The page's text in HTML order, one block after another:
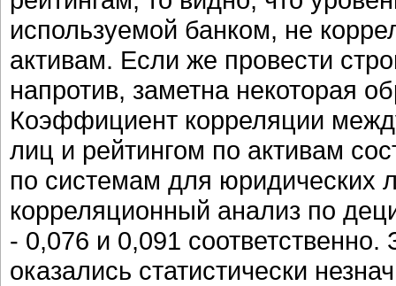
используемой банком, не
активам. Если же провести
напротив, заметна некоторая
Коэффициент корреляции
лиц и рейтингом по активам
по системам для юридических
корреляционный анализ по
- 0,076 и 0,091
оказались статистически